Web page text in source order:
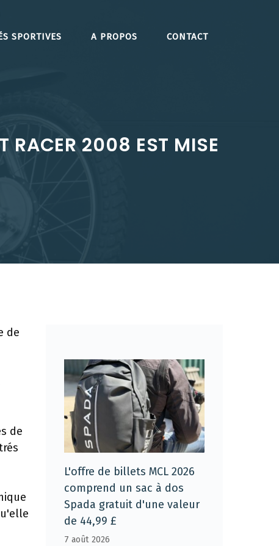
SPORTIVES A PROPOS CONTACT
RACER 2008 EST MISE
de
de
L'offre de billets MCL 2026
comprend un sac à dos
Spada gratuit d'une valeur
de 44,99 £
7 août 2026